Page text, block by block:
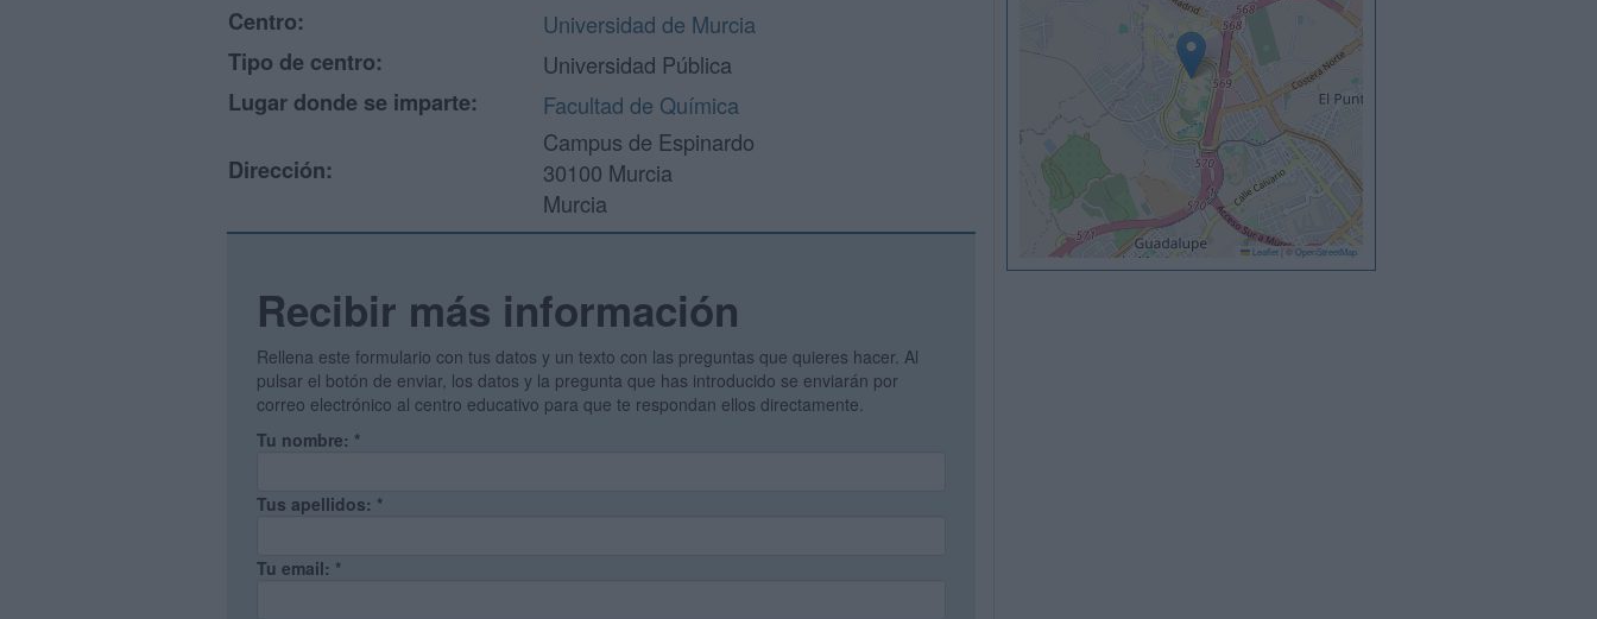
Centro:
Universidad de Murcia
Tipo de centro:
Universidad Pública
Lugar donde se imparte:
Facultad de Química
Dirección:
Campus de Espinardo
30100 Murcia
Murcia
Recibir más información
Rellena este formulario con tus datos y un texto con las preguntas que quieres hacer. Al
pulsar el botón de enviar, los datos y la pregunta que has introducido se enviarán por
correo electrónico al centro educativo para que te respondan ellos directamente.
Tu nombre: *
Tus apellidos: *
Tu email: *
Leaflet © OpenStreetMap